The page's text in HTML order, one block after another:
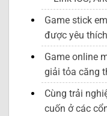
Game stick
được yêu thích
Game online
giải tỏa căng
Cùng trải
cuốn ở các